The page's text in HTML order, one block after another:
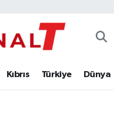
Kıbrıs Türkiye Dünya